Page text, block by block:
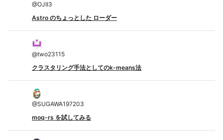
@OJII3
Astro のちょっとした ローダー
@two23115
クラスタリング手法としてのk-means法
@SUGAWA197203
moq-rs を試してみる